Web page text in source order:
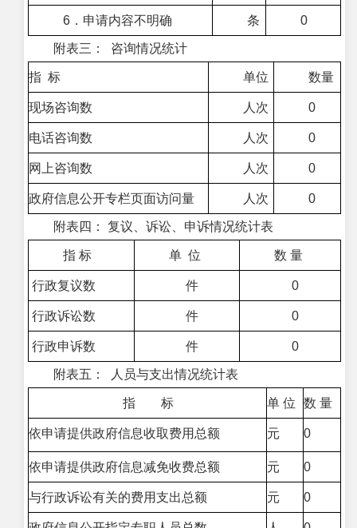
6．申请内容不明确 条 0
附表三： 咨询情况统计
指 标 单位 数量
现场咨询数 人次 0
电话咨询数 人次 0
网上咨询数 人次 0
政府信息公开专栏页面访问量 人次 0
附表四： 复议、诉讼、申诉情况统计表
指 标 单 位 数 量
行政复议数 件 0
行政诉讼数 件 0
行政申诉数 件 0
附表五： 人员与支出情况统计表
指 标 单 位 数 量
依申请提供政府信息收取费用总额 元 0
依申请提供政府信息减免收费总额 元 0
与行政诉讼有关的费用支出总额 元 0